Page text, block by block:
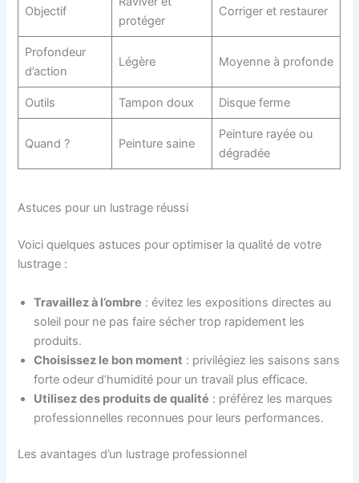
Objectif
protéger
Corriger et restaurer
Profondeur
d’action
Légère Moyenne à profonde
Outils Tampon doux Disque ferme
Quand ? Peinture saine
Peinture rayée ou
dégradée
Astuces pour un lustrage réussi
Voici quelques astuces pour optimiser la qualité de votre
lustrage :
Travaillez à l’ombre : évitez les expositions directes au
soleil pour ne pas faire sécher trop rapidement les
produits.
Choisissez le bon moment : privilégiez les saisons sans
forte odeur d’humidité pour un travail plus efficace.
Utilisez des produits de qualité : préférez les marques
professionnelles reconnues pour leurs performances.
Les avantages d’un lustrage professionnel